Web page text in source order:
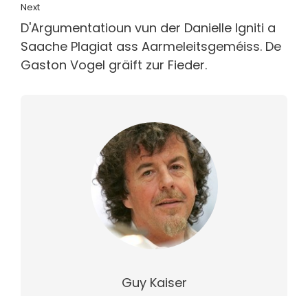
Next
D'Argumentatioun vun der Danielle Igniti a
Saache Plagiat ass Aarmeleitsgeméiss. De
Gaston Vogel gräift zur Fieder.
Guy Kaiser